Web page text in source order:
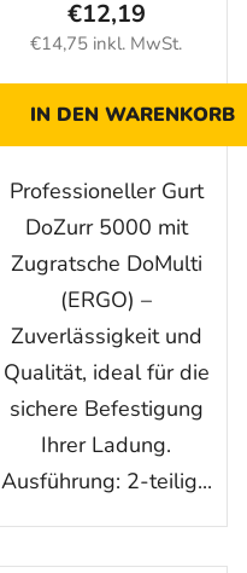
€14,75 inkl. MwSt.
€12,19
IN DEN WARENKORB
Professioneller Gurt
DoZurr 5000 mit
Zugratsche DoMulti
(ERGO) –
Zuverlässigkeit und
Qualität, ideal für die
sichere Befestigung
Ihrer Ladung.
Ausführung: 2-teilig...